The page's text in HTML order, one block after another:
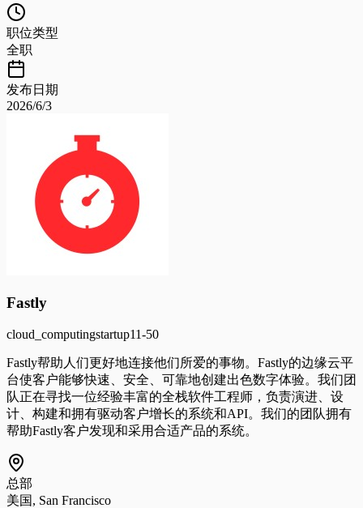
职位类型
全职
发布日期
2026/6/3
Fastly
cloud_computingstartup11-50
Fastly帮助人们更好地连接他们所爱的事物。Fastly的边缘云平
台使客户能够快速、安全、可靠地创建出色数字体验。我们团
队正在寻找一位经验丰富的全栈软件工程师，负责演进、设
计、构建和拥有驱动客户增长的系统和API。我们的团队拥有
帮助Fastly客户发现和采用合适产品的系统。
总部
美国, San Francisco